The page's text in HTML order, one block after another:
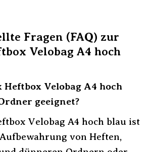
Fragen (FAQ) zur
Velobag A4 hoch
Heftbox Velobag A4 hoch
geeignet?
Velobag A4 hoch blau ist
von Heften,